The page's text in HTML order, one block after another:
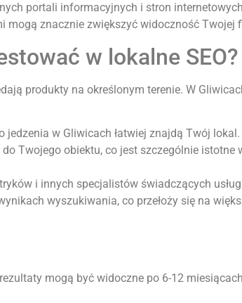
portali informacyjnych i stron
mogą znacznie zwiększyć widoczność Twojej
w lokalne SEO?
produkty na określonym terenie. W
jedzenia w Gliwicach łatwiej znajdą Twój lokal.
Twojego obiektu, co jest szczególnie istotne
i innych specjalistów świadczących
wyszukiwania, co przełoży się na
mogą być widoczne po 6-12